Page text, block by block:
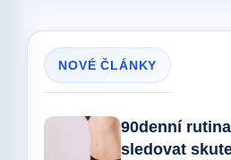
NOVÉ ČLÁNKY
90denní
sledovat